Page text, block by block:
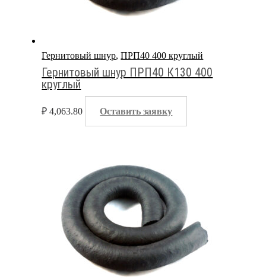
Гернитовый шнур,ПРП40 400 круглый
Гернитовый шнур ПРП40 К130 400
круглый
₽ 4,063.80 Оставить заявку